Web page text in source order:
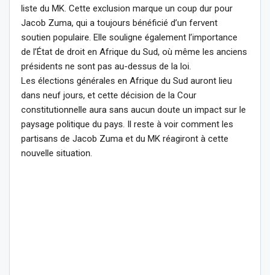
liste du MK. Cette exclusion marque un coup dur pour
Jacob Zuma, qui a toujours bénéficié d’un fervent
soutien populaire. Elle souligne également l’importance
de l’État de droit en Afrique du Sud, où même les anciens
présidents ne sont pas au-dessus de la loi.
Les élections générales en Afrique du Sud auront lieu
dans neuf jours, et cette décision de la Cour
constitutionnelle aura sans aucun doute un impact sur le
paysage politique du pays. Il reste à voir comment les
partisans de Jacob Zuma et du MK réagiront à cette
nouvelle situation.